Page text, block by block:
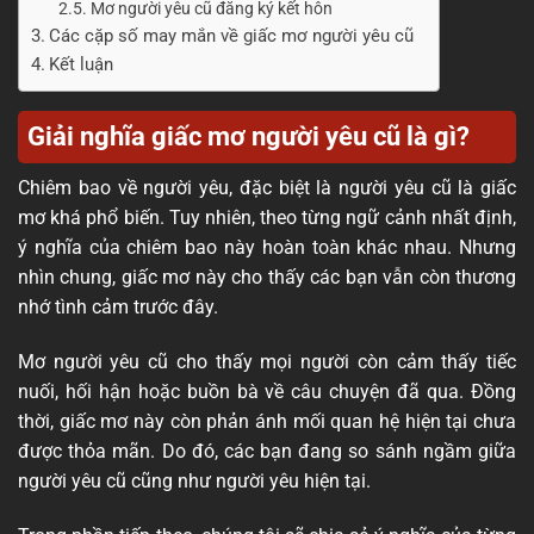
Mơ người yêu cũ đăng ký kết hôn
Các cặp số may mắn về giấc mơ người yêu cũ
Kết luận
Giải nghĩa giấc mơ người yêu cũ là gì?
Chiêm bao về người yêu, đặc biệt là người yêu cũ là giấc
mơ khá phổ biến. Tuy nhiên, theo từng ngữ cảnh nhất định,
ý nghĩa của chiêm bao này hoàn toàn khác nhau. Nhưng
nhìn chung, giấc mơ này cho thấy các bạn vẫn còn thương
nhớ tình cảm trước đây.
Mơ người yêu cũ cho thấy mọi người còn cảm thấy tiếc
nuối, hối hận hoặc buồn bà về câu chuyện đã qua. Đồng
thời, giấc mơ này còn phản ánh mối quan hệ hiện tại chưa
được thỏa mãn. Do đó, các bạn đang so sánh ngầm giữa
người yêu cũ cũng như người yêu hiện tại.